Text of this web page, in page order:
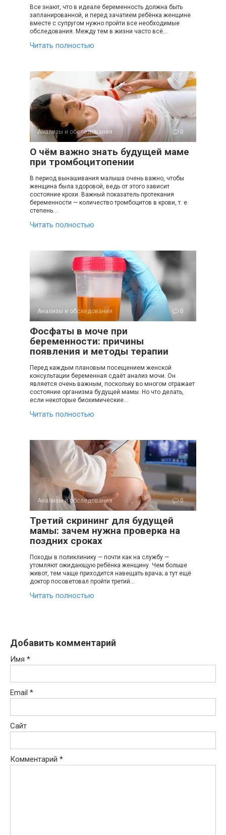
Все знают, что в идеале беременность должна быть
запланированной, и перед зачатием ребёнка женщине
вместе с супругом нужно пройти все необходимые
обследования. Между тем в жизни часто всё…
Читать полностью
Анализы и обследования 0
О чём важно знать будущей маме
при тромбоцитопении
В период вынашивания малыша очень важно, чтобы
женщина была здоровой, ведь от этого зависит
состояние крохи. Важный показатель протекания
беременности — количество тромбоцитов в крови, т. е.
степень…
Читать полностью
Анализы и обследования 0
Фосфаты в моче при
беременности: причины
появления и методы терапии
Перед каждым плановым посещением женской
консультации беременная сдаёт анализ мочи. Он
является очень важным, поскольку во многом отражает
состояние организма будущей мамы. Но что делать,
если некоторые биохимические…
Читать полностью
Анализы и обследования 0
Третий скрининг для будущей
мамы: зачем нужна проверка на
поздних сроках
Походы в поликлинику — почти как на службу —
утомляют ожидающую ребёнка женщину. Чем больше
живот, тем чаще приходится навещать врача; а тут ещё
доктор посоветовал пройти третий…
Читать полностью
Добавить комментарий
Имя *
Email *
Сайт
Комментарий *